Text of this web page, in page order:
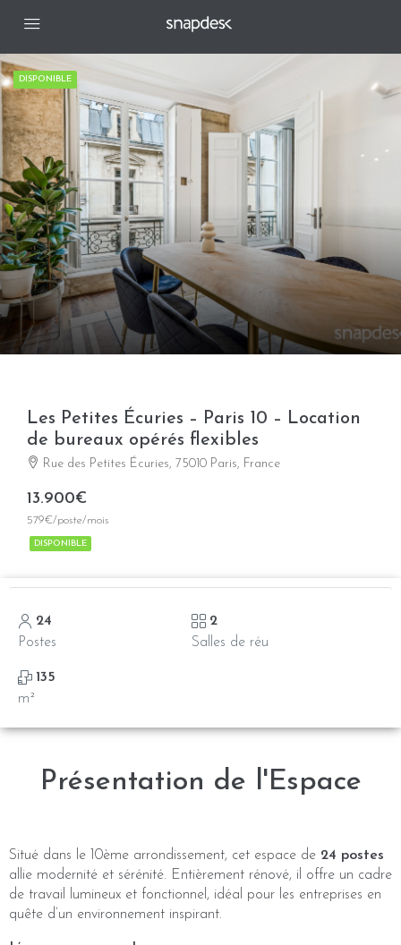
DISPONIBLE
Les Petites Écuries – Paris 10 – Location
de bureaux opérés flexibles
Rue des Petites Écuries, 75010 Paris, France
13.900€
579€/poste/mois
DISPONIBLE
24
Postes
2
Salles de réu
135
m²
Présentation de l'Espace
Situé dans le 10ème arrondissement, cet espace de 24 postes
allie modernité et sérénité. Entièrement rénové, il offre un cadre
de travail lumineux et fonctionnel, idéal pour les entreprises en
quête d’un environnement inspirant.